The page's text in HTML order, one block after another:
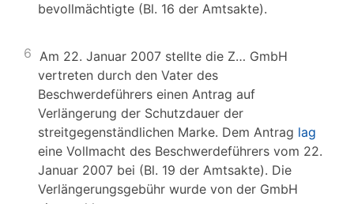
bevollmächtigte (Bl. 16 der Amtsakte).
6 Am 22. Januar 2007 stellte die Z… GmbH
vertreten durch den Vater des
Beschwerdeführers einen Antrag auf
Verlängerung der Schutzdauer der
streitgegenständlichen Marke. Dem Antrag lag
eine Vollmacht des Beschwerdeführers vom 22.
Januar 2007 bei (Bl. 19 der Amtsakte). Die
Verlängerungsgebühr wurde von der GmbH